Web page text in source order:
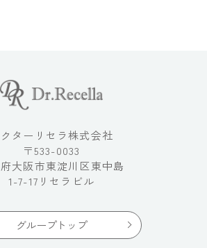
クターリセラ株式会社
〒533-0033
大阪市東淀川区東中島
1-7-17リセラビル
グループトップ